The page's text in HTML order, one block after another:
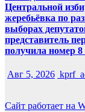
Центральной
жеребьёвка по
выборах
представитель
получила номер
Авг 5, 2026
Сайт работает на